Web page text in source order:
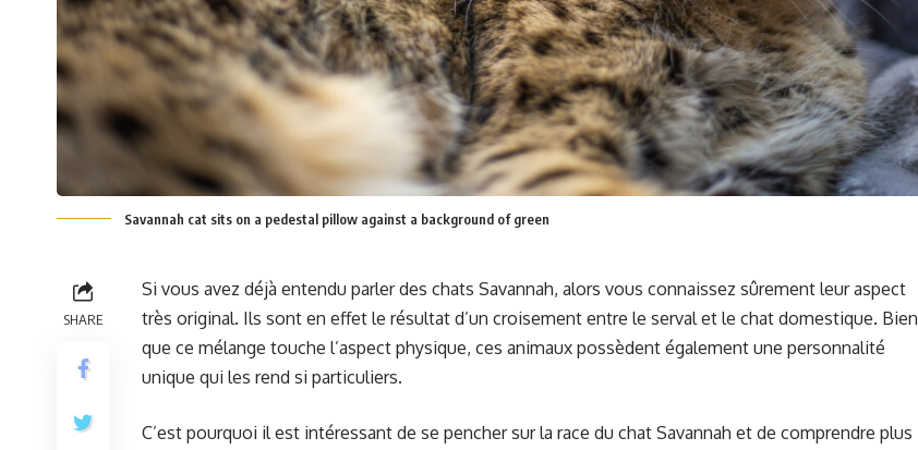
Savannah cat sits on a pedestal pillow against a background of green
SHARE
Si vous avez déjà entendu parler des chats Savannah, alors vous connaissez sûrement leur aspect
très original. Ils sont en effet le résultat d’un croisement entre le serval et le chat domestique. Bien
que ce mélange touche l’aspect physique, ces animaux possèdent également une personnalité
unique qui les rend si particuliers.
C’est pourquoi il est intéressant de se pencher sur la race du chat Savannah et de comprendre plus